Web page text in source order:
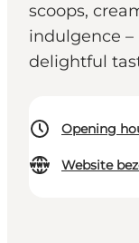
scoops,
indulgence –
delightful
Opening
Website